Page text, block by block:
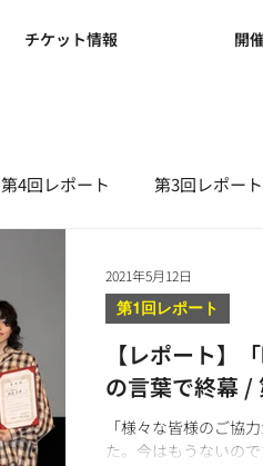
チケット情報 開
第4回レポート 第3回レポート
NEWS(第2回)
【レポート】
の言葉で終幕 /
モニー
「様々な皆様のご協
た。今はもうないの
第1回レポート
2021年5月12日